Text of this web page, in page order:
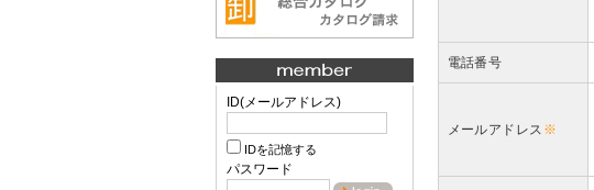
ID(メールアドレス)
IDを記憶する
パスワード
電話番号
メールアドレス ※